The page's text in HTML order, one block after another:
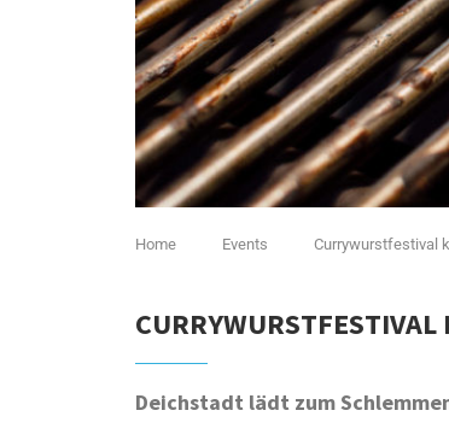
Home Events Currywurstfestival
Deichstadt lädt zum